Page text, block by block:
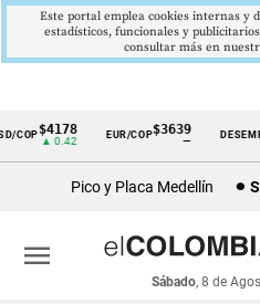
Cintillo
económicos
Colombia
$4178
▲ 0.42
EUR/COP$3639
Pico y Placa Medellín
Sábado, 8 de
menu
Este portal emplea cookies internas y
estadísticos, funcionales y
consultar más en